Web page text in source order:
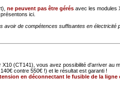
ne peuvent pas être gérés avec les modules
ici.
avoir de compétences suffisantes en électricité
(CT141), vous avez possibilité d'arriver au
contre 550€ !) et le résultat est garanti !
en déconnectant le fusible de la